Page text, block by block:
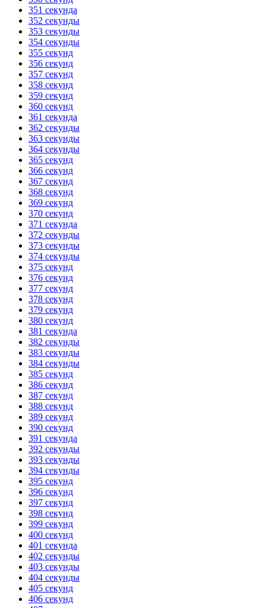
351 секунда
352 секунды
353 секунды
354 секунды
355 секунд
356 секунд
357 секунд
358 секунд
359 секунд
360 секунд
361 секунда
362 секунды
363 секунды
364 секунды
365 секунд
366 секунд
367 секунд
368 секунд
369 секунд
370 секунд
371 секунда
372 секунды
373 секунды
374 секунды
375 секунд
376 секунд
377 секунд
378 секунд
379 секунд
380 секунд
381 секунда
382 секунды
383 секунды
384 секунды
385 секунд
386 секунд
387 секунд
388 секунд
389 секунд
390 секунд
391 секунда
392 секунды
393 секунды
394 секунды
395 секунд
396 секунд
397 секунд
398 секунд
399 секунд
400 секунд
401 секунда
402 секунды
403 секунды
404 секунды
405 секунд
406 секунд